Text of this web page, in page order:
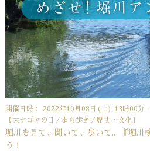
開催日時： 2022年10月08日(土) 13時00分
【大ナゴヤの日／まち歩き／歴史・文化】
堀川を見て、聞いて、歩いて。『堀川
う！